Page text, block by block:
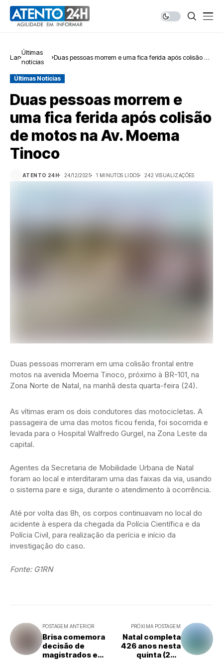
Lar
Últimas
notícias
Duas pessoas morrem e uma fica ferida após colisão de
Últimas Notícias
Duas pessoas morrem e
uma fica ferida após colisão
de motos na Av. Moema
Tinoco
ATENTO 24H 24/12/2025 1 MINUTOS LIDOS 242 VISUALIZAÇÕES
Duas pessoas morreram em uma colisão frontal entre
motos na avenida Moema Tinoco, próximo à BR-101, na
Zona Norte de Natal, na manhã desta quarta-feira (24).
As vítimas eram os dois condutores das motocicletas. A
passageira de uma das motos ficou ferida, foi socorrida e
levada para o Hospital Walfredo Gurgel, na Zona Leste da
capital.
Agentes da Secretaria de Mobilidade Urbana de Natal
foram ao local e interditaram uma das faixas da via, usando
o sistema pare e siga, durante o atendimento à ocorrência.
Até por volta das 8h, os corpos continuavam no local do
acidente à espera da chegada da Polícia Científica e da
Polícia Civil, para realização da perícia e início da
investigação do caso.
Fonte: G1RN
POSTAGEM ANTERIOR
Brisa comemora
decisão de
magistrados e
PRÓXIMA POSTAGEM
Natal completa
426 anos nesta
quinta (25);